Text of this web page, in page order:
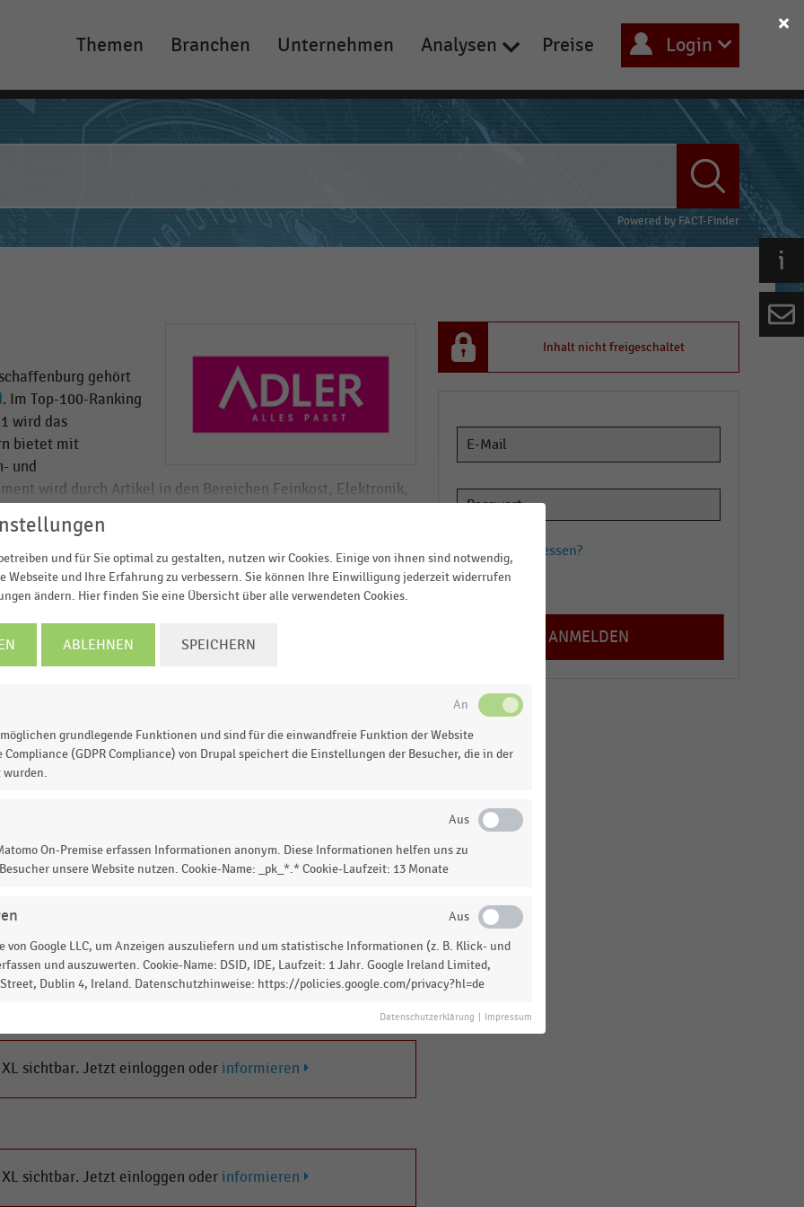
Main
navigation
Themen Branchen Unternehmen Analysen Preise Login
Powered by FACT-Finder
gehört
. Im Top-100-Ranking
wird das
bietet mit
und
wird durch Artikel in den Bereichen Feinkost, Elektronik,
zwei in der Schweiz. Das Unternehmen konzentriert sich auf
Verkaufsfläche. Über die stationären Modemärkte hinaus
von rund 9,9 Millionen Euro. Der Umsatz des
gesamten Umsatz.
sichtbar. Jetzt einloggen oder
LADEN
sichtbar. Jetzt einloggen oder
sichtbar. Jetzt einloggen oderinformieren
sichtbar. Jetzt einloggen oderinformieren
sichtbar. Jetzt einloggen oderinformieren
sichtbar. Jetzt einloggen oderinformieren
sichtbar. Jetzt einloggen oderinformieren
Inhalt nicht freigeschaltet
Passwort vergessen?
Registrieren
und für Sie optimal zu gestalten, nutzen wir Cookies. Einige von ihnen sind notwendig,
Webseite und Ihre Erfahrung zu verbessern. Sie können Ihre Einwilligung jederzeit widerrufen
ändern. Hier finden Sie eine Übersicht über alle verwendeten Cookies.
ABLEHNEN SPEICHERN
grundlegende Funktionen und sind für die einwandfreie Funktion der Website
(GDPR Compliance) von Drupal speichert die Einstellungen der Besucher, die in der
wurden.
On-Premise erfassen Informationen anonym. Diese Informationen helfen uns zu
unsere Website nutzen. Cookie-Name: _pk_*.* Cookie-Laufzeit: 13 Monate
von Google LLC, um Anzeigen auszuliefern und um statistische Informationen (z. B. Klick- und
und auszuwerten. Cookie-Name: DSID, IDE, Laufzeit: 1 Jahr. Google Ireland Limited,
Street, Dublin 4, Ireland. Datenschutzhinweise: https://policies.google.com/privacy?hl=de
Datenschutzerklärung Impressum